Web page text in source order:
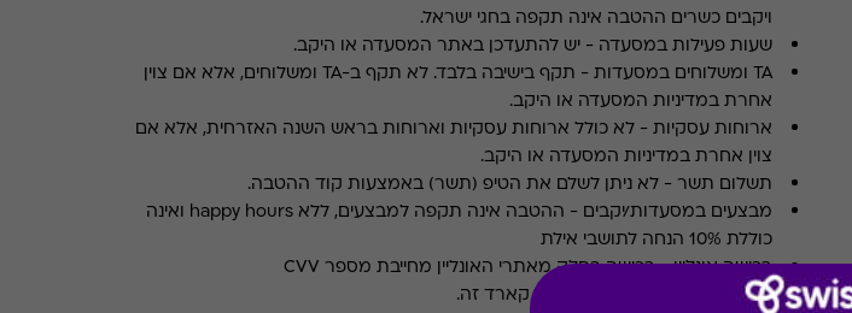
ויקבים כשרים ההטבה אינה תקפה בחגי ישראל.
שעות פעילות במסעדה -יש להתעדכן באתר המסעדה או היקב.
TA ומשלוחים במסעדות
-
תקף בישיבה בלבד. לא תקף ב-TA ומשלוחים, אלא אם צוין
אחרת במדיניות המסעדה או היקב.
ארוחות עסקיות -לא כולל ארוחות עסקיות וארוחות בראש השנה האזרחית, אלא אם
צוין אחרת במדיניות המסעדה או היקב.
תשלום תשר -לא ניתן לשלם את הטיפ (תשר) באמצעות קוד ההטבה.
מבצעים במסעדות/יקבים -
ההטבה אינה תקפה למבצעים, ללא happy hours ואינה
כוללת 10% הנחה לתושבי אילת
רכישה אונליין-רכישה בחלק מאתרי האונליין מחייבת מספר CVV
* קודי הנחה אינם תקפים בגיפט קארד זה.